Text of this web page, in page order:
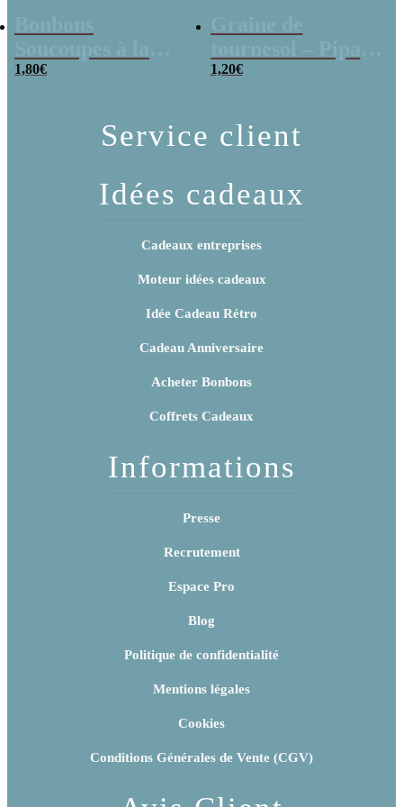
poudre (x20)
1,80€
x 3
1,20€
Service client
Idées cadeaux
Cadeaux entreprises
Moteur idées cadeaux
Idée Cadeau Rétro
Cadeau Anniversaire
Acheter Bonbons
Coffrets Cadeaux
Informations
Presse
Recrutement
Espace Pro
Blog
Politique de confidentialité
Mentions légales
Cookies
Conditions Générales de Vente (CGV)